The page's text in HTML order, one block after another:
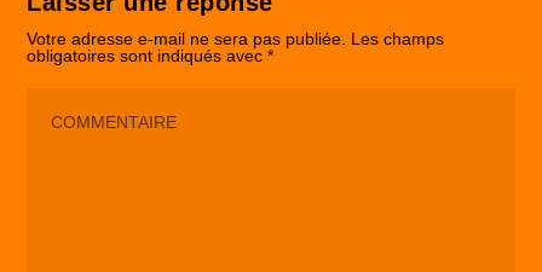
Votre adresse e-mail ne sera pas publiée. Les champs
obligatoires sont indiqués avec*